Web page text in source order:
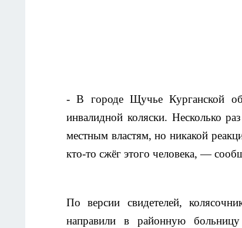
- В городе Щучье Курганской
инвалидной коляски. Несколько
местным властям, но никакой
кто-то сжёг этого человека, —
По версии свидетелей,
направили в районную